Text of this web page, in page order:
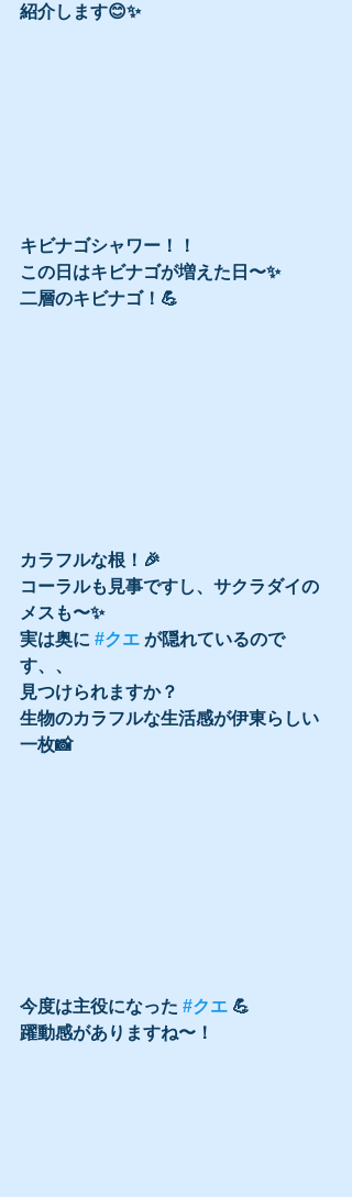
紹介します😊✨
キビナゴシャワー！！
この日はキビナゴが増えた日〜✨
二層のキビナゴ！💪
カラフルな根！🎉
コーラルも見事ですし、サクラダイの
メスも〜✨
実は奥に #クエ が隠れているので
す、、
見つけられますか？
生物のカラフルな生活感が伊東らしい
一枚📸
今度は主役になった #クエ 💪
躍動感がありますね〜！